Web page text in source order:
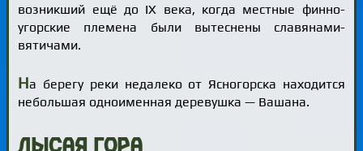
возникший ещё до IX века, когда местные финно-
угорские племена были вытеснены славянами-
вятичами.
На берегу реки недалеко от Ясногорска находится
небольшая одноименная деревушка — Вашана.